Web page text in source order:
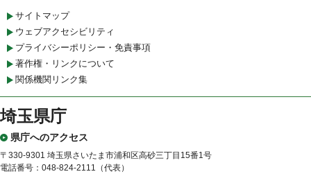
サイトマップ
ウェブアクセシビリティ
プライバシーポリシー・免責事項
著作権・リンクについて
関係機関リンク集
埼玉県庁
県庁へのアクセス
〒330-9301 埼玉県さいたま市浦和区高砂三丁目15番1号
電話番号：048-824-2111（代表）